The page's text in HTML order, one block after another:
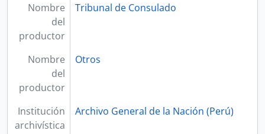
Nombre
del
productor
Tribunal de Consulado
Nombre
del
productor
Otros
Institución
archivística
Archivo General de la Nación (Perú)